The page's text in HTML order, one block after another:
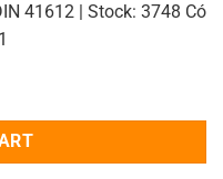
41612 | Stock: 3748 Có
quantity